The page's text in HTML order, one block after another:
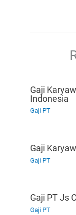
Gaji
Indonesia
Gaji PT
Gaji
Gaji PT
Gaji PT Js
Gaji PT